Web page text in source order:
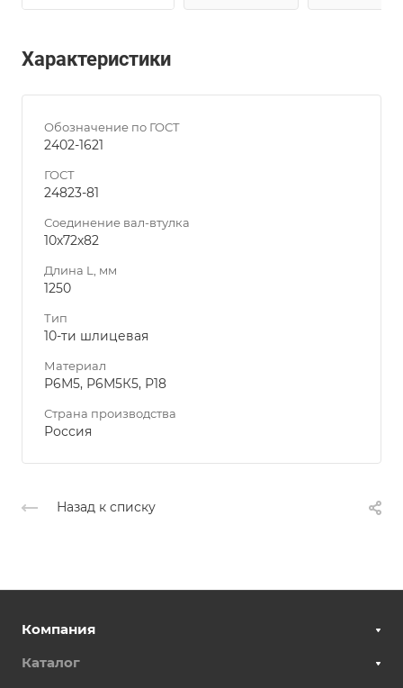
Характеристики
Обозначение по ГОСТ
2402-1621
ГОСТ
24823-81
Соединение вал-втулка
10х72х82
Длина L, мм
1250
Тип
10-ти шлицевая
Материал
Р6М5, Р6М5К5, Р18
Страна производства
Россия
Назад к списку
Компания
Каталог